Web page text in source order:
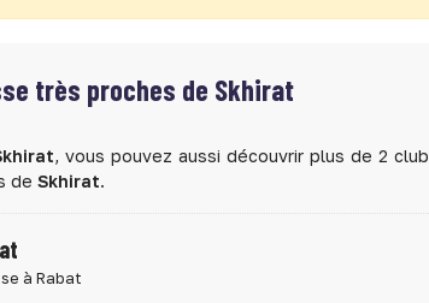
très proches de Skhirat
, vous pouvez aussi découvrir plus de 2
de Skhirat.
à Rabat